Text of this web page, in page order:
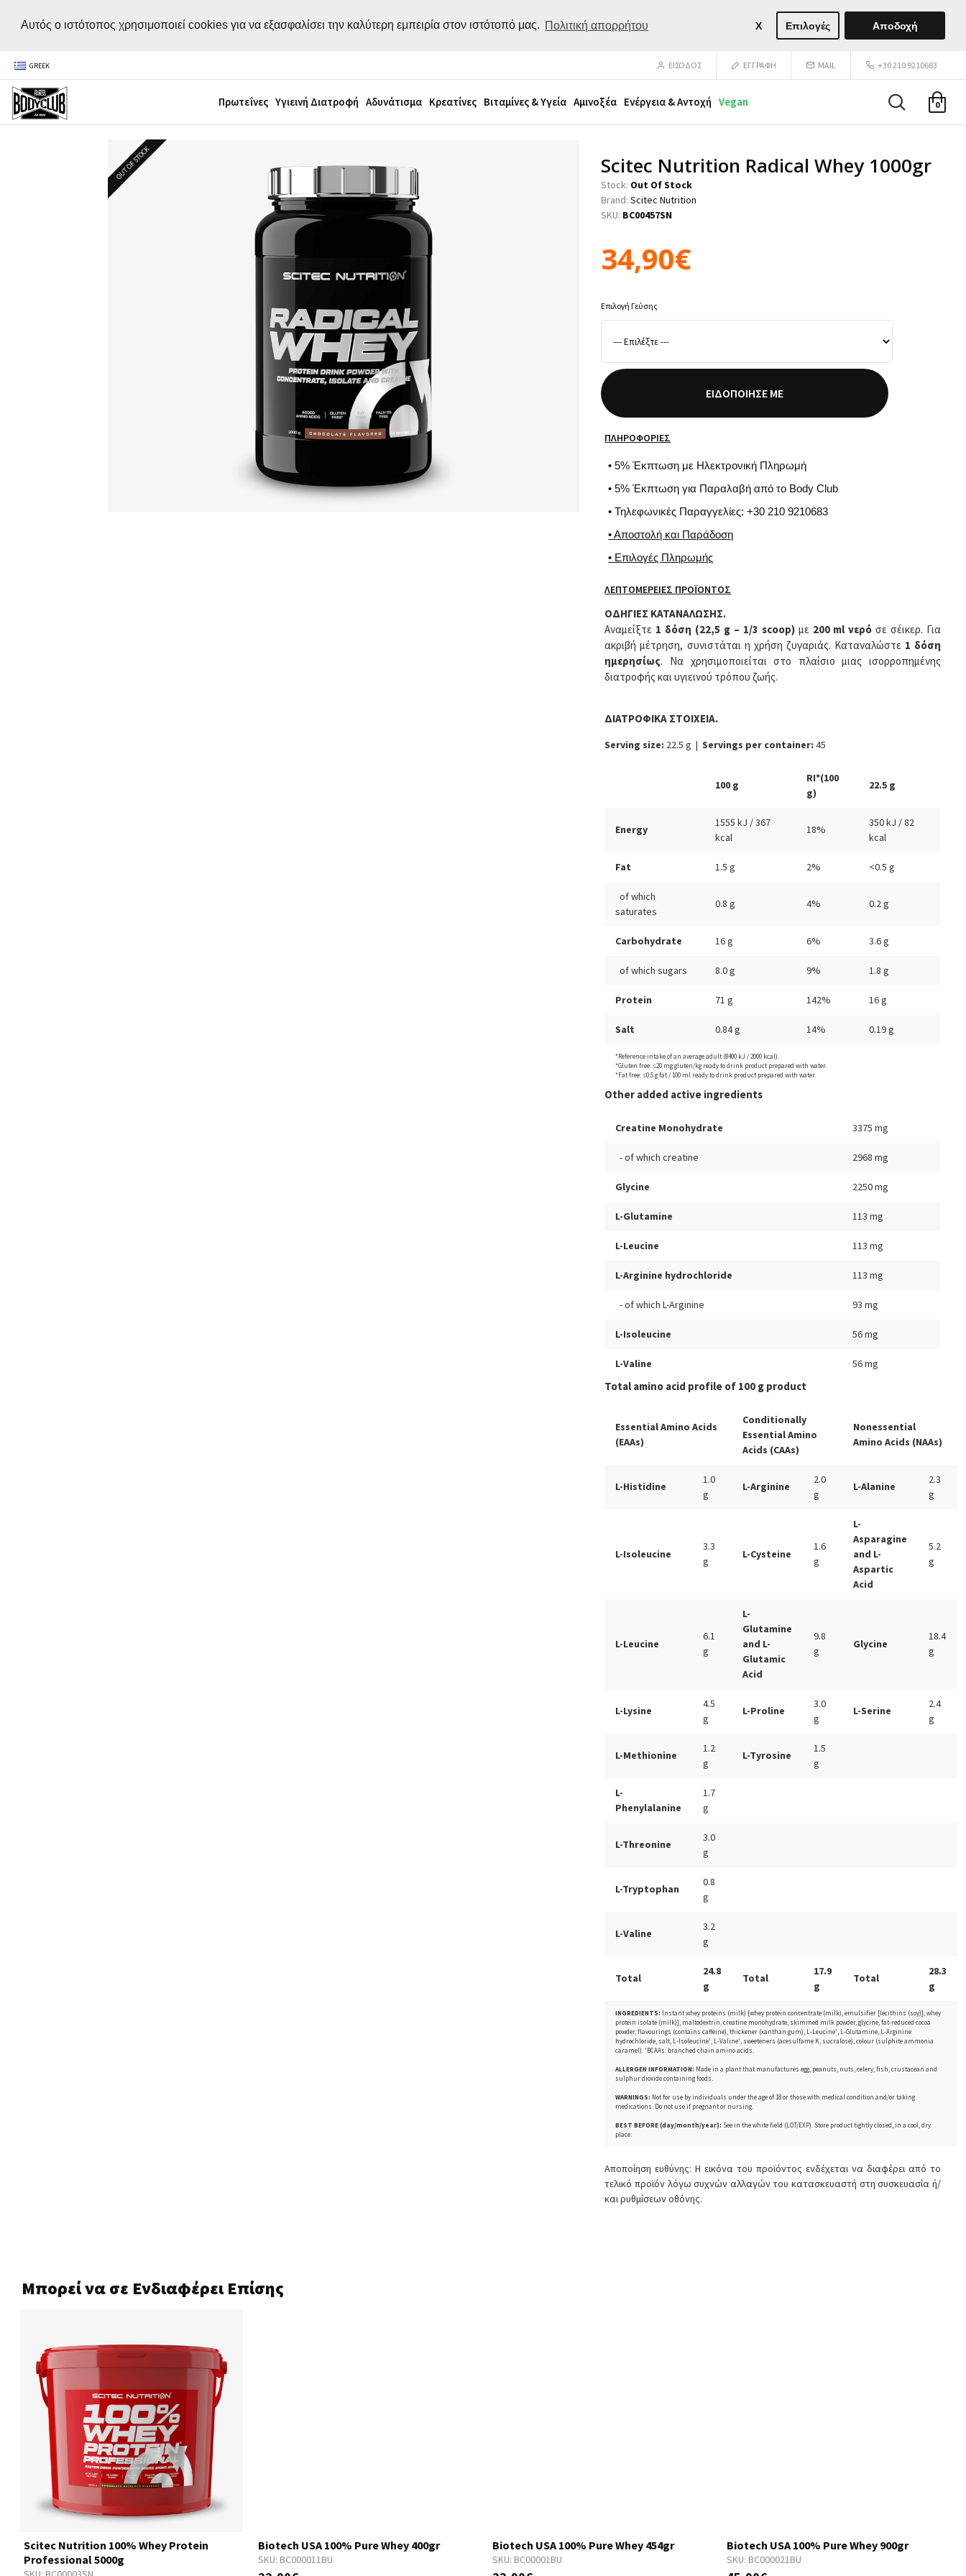
Αυτός ο ιστότοπος χρησιμοποιεί cookies για να εξασφαλίσει την καλύτερη εμπειρία στον ιστότοπό μας. Πολιτική απορρήτου X Επιλογές Αποδοχή
GREEK ΕΙΣΟΔΟΣ ΕΓΓΡΑΦΉ MAIL +30 210 9210683
Πρωτεΐνες Υγιεινή Διατροφή Αδυνάτισμα Κρεατίνες Βιταμίνες & Υγεία Αμινοξέα Ενέργεια & Αντοχή Vegan 0
OUT OF STOCK Scitec Nutrition Radical Whey 1000gr
Stock: Out Of Stock
Brand: Scitec Nutrition
SKU: BC00457SN
34,90€
Επιλογή Γεύσης
ΕΙΔΟΠΟΊΗΣΈ ΜΕ
ΠΛΗΡΟΦΟΡΊΕΣ
• 5% Έκπτωση με Ηλεκτρονική Πληρωμή
• 5% Έκπτωση για Παραλαβή από το Body Club
• Τηλεφωνικές Παραγγελίες: +30 210 9210683
• Αποστολή και Παράδοση
• Επιλογές Πληρωμής
ΛΕΠΤΟΜΈΡΕΙΕΣ ΠΡΟΪΌΝΤΟΣ
ΟΔΗΓΙΕΣ ΚΑΤΑΝΑΛΩΣΗΣ.
Αναμείξτε 1 δόση (22,5 g – 1/3 scoop)με 200 ml νερό σε σέικερ. Για
ακριβή μέτρηση, συνιστάται η χρήση ζυγαριάς. Καταναλώστε 1 δόση
ημερησίως. Να χρησιμοποιείται στο πλαίσιο μιας ισορροπημένης
διατροφής και υγιεινού τρόπου ζωής.
ΔΙΑΤΡΟΦΙΚΑ ΣΤΟΙΧΕΙΑ.
Serving size: 22.5 g |Servings per container: 45
100 g
RI*(100
g)
22.5 g
Energy
1555 kJ / 367
kcal
18%
350 kJ / 82
kcal
Fat 1.5 g 2% <0.5 g
of which
saturates
0.8 g 4% 0.2 g
Carbohydrate 16 g 6% 3.6 g
of which sugars 8.0 g 9% 1.8 g
Protein 71 g 142% 16 g
Salt 0.84 g 14% 0.19 g
*Reference intake of an average adult (8400 kJ / 2000 kcal).
*Gluten free: ≤20 mg gluten/kg ready to drink product prepared with water.
*Fat free: ≤0.5 g fat / 100 ml ready to drink product prepared with water.
Other added active ingredients
Creatine Monohydrate 3375 mg
- of which creatine 2968 mg
Glycine 2250 mg
L-Glutamine 113 mg
L-Leucine 113 mg
L-Arginine hydrochloride 113 mg
- of which L-Arginine 93 mg
L-Isoleucine 56 mg
L-Valine 56 mg
Total amino acid profile of 100 g product
Essential Amino Acids
(EAAs)
Conditionally
Essential Amino
Acids (CAAs)
Nonessential
Amino Acids (NAAs)
L-Histidine
1.0
g
L-Arginine
2.0
g
L-Alanine
2.3
g
L-Isoleucine
3.3
g
L-Cysteine
1.6
g
L-
Asparagine
and L-
Aspartic
Acid
5.2
g
L-Leucine
6.1
g
L-
Glutamine
and L-
Glutamic
Acid
9.8
g
Glycine
18.4
g
L-Lysine
4.5
g
L-Proline
3.0
g
L-Serine
2.4
g
L-Methionine
1.2
g
L-Tyrosine
1.5
g
L-
Phenylalanine
1.7
g
L-Threonine
3.0
g
L-Tryptophan
0.8
g
L-Valine
3.2
g
Total
24.8
g
Total
17.9
g
Total
28.3
g
INGREDIENTS: Instant whey proteins (milk) {whey protein concentrate (milk), emulsifier [lecithins (soy)], whey
protein isolate (milk)}, maltodextrin, creatine monohydrate, skimmed milk powder, glycine, fat-reduced cocoa
powder, flavourings (contains caffeine), thickener (xanthan gum), L-Leucine¹, L-Glutamine, L-Arginine
hydrochloride, salt, L-Isoleucine¹, L-Valine¹, sweeteners (acesulfame K, sucralose), colour (sulphite ammonia
caramel). ¹BCAAs: branched chain amino acids.
ALLERGEN INFORMATION: Made in a plant that manufactures egg, peanuts, nuts, celery, fish, crustacean and
sulphur dioxide containing foods.
WARNINGS: Not for use by individuals under the age of 18 or those with medical condition and/or taking
medications. Do not use if pregnant or nursing.
BEST BEFORE (day/month/year): See in the white field (LOT/EXP). Store product tightly closed, in a cool, dry
place.
Αποποίηση ευθύνης: Η εικόνα του προϊόντος ενδέχεται να διαφέρει από το
τελικό προϊόν λόγω συχνών αλλαγών του κατασκευαστή στη συσκευασία ή/
και ρυθμίσεων οθόνης.
Μπορεί να σε Ενδιαφέρει Επίσης
Scitec Nutrition 100% Whey Protein
Professional 5000g
SKU: BC000011BU
Biotech USA 100% Pure Whey 400gr
SKU: BC00001BU
Biotech USA 100% Pure Whey 454gr
SKU: BC000021BU
Biotech USA 100% Pure Whey 900gr